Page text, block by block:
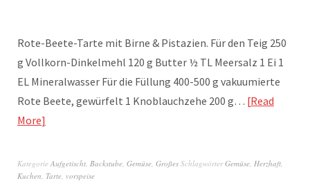
Rote-Beete-Tarte mit Birne & Pistazien. Für den Teig 250
g Vollkorn-Dinkelmehl 120 g Butter ½ TL Meersalz 1 Ei 1
EL Mineralwasser Für die Füllung 400-500 g vakuumierte
Rote Beete, gewürfelt 1 Knoblauchzehe 200 g… Read
More
Kategorie Aufgetischt, Backstube, Gemüse, Großes SchlagwörterGemüse, Herzhaft,
Kuchen, Tarte, vorspeise